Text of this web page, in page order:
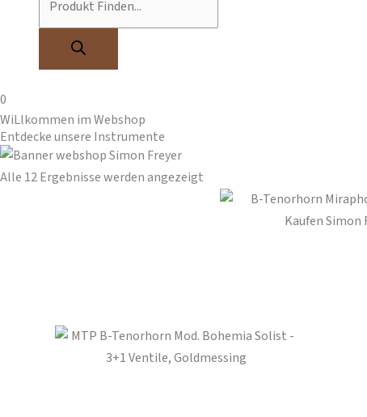
0
WiLlkommen im Webshop
Entdecke unsere Instrumente​
Alle 12 Ergebnisse werden angezeigt